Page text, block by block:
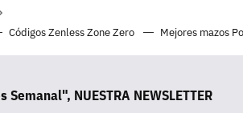
Códigos Zenless Zone Zero Mejores mazos
Semanal", NUESTRA NEWSLETTER